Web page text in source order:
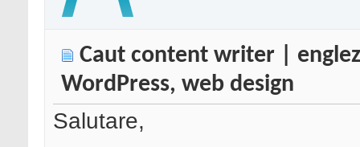
Caut content writer |
WordPress, web design
Salutare,